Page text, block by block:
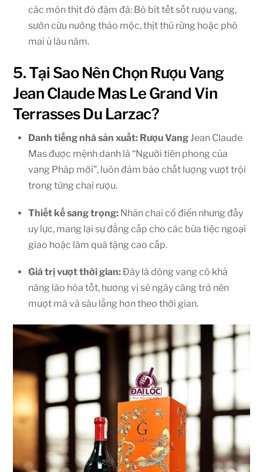
các món thịt đỏ đậm đà: Bò bít tết sốt rượu vang,
sườn cừu nướng thảo mộc, thịt thú rừng hoặc phô
mai ủ lâu năm.
5. Tại Sao Nên Chọn Rượu Vang
Jean Claude Mas Le Grand Vin
Terrasses Du Larzac?
Danh tiếng nhà sản xuất: Rượu VangJean Claude
Mas được mệnh danh là “Người tiên phong của
vang Pháp mới”, luôn đảm bảo chất lượng vượt trội
trong từng chai rượu.
Thiết kế sang trọng: Nhãn chai cổ điển nhưng đầy
uy lực, mang lại sự đẳng cấp cho các bữa tiệc ngoại
giao hoặc làm quà tặng cao cấp.
Giá trị vượt thời gian:Đây là dòng vang có khả
năng lão hóa tốt, hương vị sẽ ngày càng trở nên
mượt mà và sâu lắng hơn theo thời gian.